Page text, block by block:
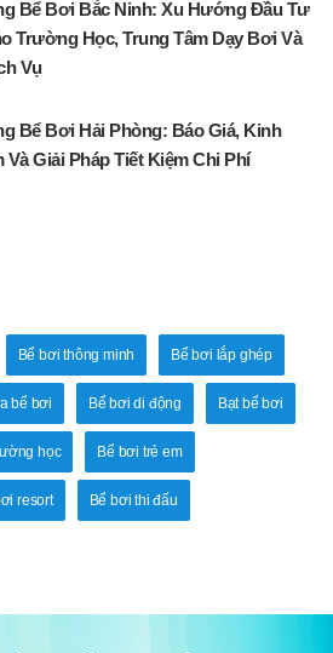
Bể Bơi Bắc Ninh: Xu Hướng Đầu Tư
Trường Học, Trung Tâm Dạy Bơi Và
Vụ
Bể Bơi Hải Phòng: Báo Giá, Kinh
Và Giải Pháp Tiết Kiệm Chi Phí
Bể bơi thông minh Bể bơi lắp ghép
bể bơi Bể bơi di động Bạt bể bơi
học Bể bơi trẻ em
resort Bể bơi thi đấu